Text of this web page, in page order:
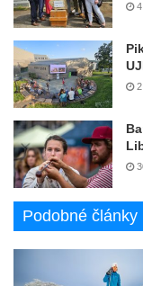
Podobné články